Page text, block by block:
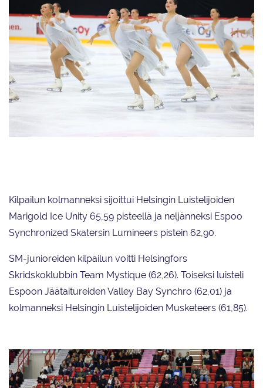
Kilpailun kolmanneksi sijoittui Helsingin Luistelijoiden
Marigold Ice Unity 65,59 pisteellä ja neljänneksi Espoo
Synchronized Skatersin Lumineers pistein 62,90.
SM-junioreiden kilpailun voitti Helsingfors
Skridskoklubbin Team Mystique (62,26). Toiseksi luisteli
Espoon Jäätaitureiden Valley Bay Synchro (62,01) ja
kolmanneksi Helsingin Luistelijoiden Musketeers (61,85).